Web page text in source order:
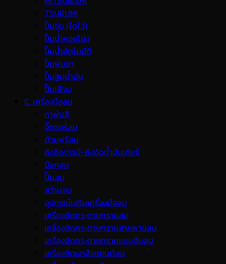
TSURUMI
ปั๊มจุ่ม (ไดโว่)
ปั๊มน้ำหอยโข่ง
ปั๊มน้ำอัตโนมัติ
ปั๊มพ่นยา
ปั๊มสูบน้ำมัน
ปั๊มเฟือง
C. เครื่องมือลม
กาพ่นสี
จิ๊กซอร์ลม
ด้ามฟรีลม
ถังอัดจารบี-ถังอัดน้ำมันเกียร์
บ๊อกลม
ปั๊มลม
สว่านลม
อุปกรณ์เสริมเครื่องมือลม
เครื่องขัดกระดาษทรายลม
เครื่องขัดกระดาษทรายสายพานลม
เครื่องขัดกระดาษทรายแบบสั่นลม
เครื่องขัดเงาสีรถยนต์ลม